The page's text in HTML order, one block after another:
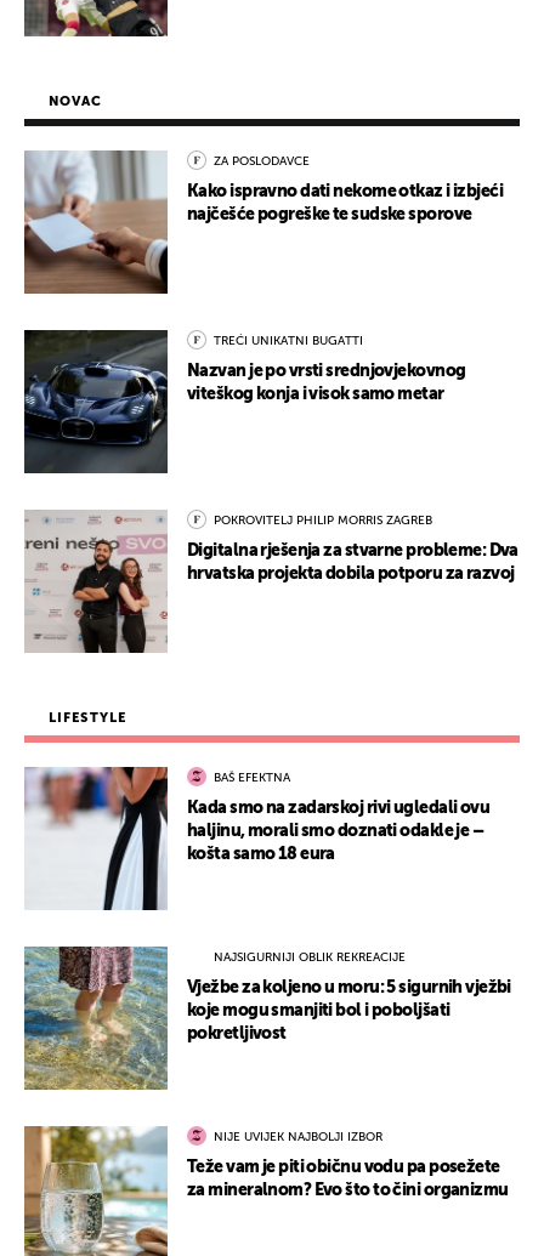
NOVAC
ZA POSLODAVCE
Kako ispravno dati nekome otkaz i izbjeći
najčešće pogreške te sudske sporove
TREĆI UNIKATNI BUGATTI
Nazvan je po vrsti srednjovjekovnog
viteškog konja i visok samo metar
POKROVITELJ PHILIP MORRIS ZAGREB
Digitalna rješenja za stvarne probleme: Dva
hrvatska projekta dobila potporu za razvoj
LIFESTYLE
BAŠ EFEKTNA
Kada smo na zadarskoj rivi ugledali ovu
haljinu, morali smo doznati odakle je –
košta samo 18 eura
NAJSIGURNIJI OBLIK REKREACIJE
Vježbe za koljeno u moru: 5 sigurnih vježbi
koje mogu smanjiti bol i poboljšati
pokretljivost
NIJE UVIJEK NAJBOLJI IZBOR
Teže vam je piti običnu vodu pa posežete
za mineralnom? Evo što to čini organizmu